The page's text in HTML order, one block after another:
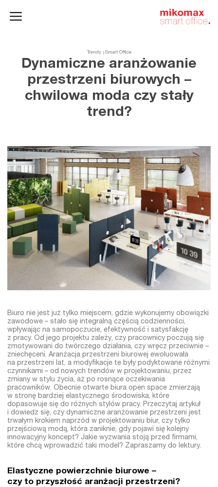
Trendy Smart Office
Dynamiczne aranżowanie
przestrzeni biurowych –
chwilowa moda czy stały
trend?
Biuro nie jest już tylko miejscem, gdzie wykonujemy obowiązki
zawodowe – stało się integralną częścią codzienności,
wpływając na samopoczucie, efektywność i satysfakcję
z pracy. Od jego projektu zależy, czy pracownicy poczują się
zmotywowani do twórczego działania, czy wręcz przeciwnie –
zniechęceni. Aranżacja przestrzeni biurowej ewoluowała
na przestrzeni lat, a modyfikacje te były podyktowane różnymi
czynnikami – od nowych trendów w projektowaniu, przez
zmiany w stylu życia, aż po rosnące oczekiwania
pracowników. Obecnie otwarte biura open space zmierzają
w stronę bardziej elastycznego środowiska, które
dopasowuje się do różnych stylów pracy. Przeczytaj artykuł
i dowiedz się, czy dynamiczne aranżowanie przestrzeni jest
trwałym krokiem naprzód w projektowaniu biur, czy tylko
przejściową modą, która zaniknie, gdy pojawi się kolejny
innowacyjny koncept? Jakie wyzwania stoją przed firmami,
które chcą wprowadzić taki model? Zapraszamy do lektury.
Elastyczne powierzchnie biurowe –
czy to przyszłość aranżacji przestrzeni?